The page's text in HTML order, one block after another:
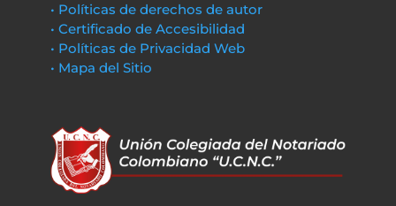
• Políticas de derechos de autor
• Certificado de Accesibilidad
• Políticas de Privacidad Web
• Mapa del Sitio